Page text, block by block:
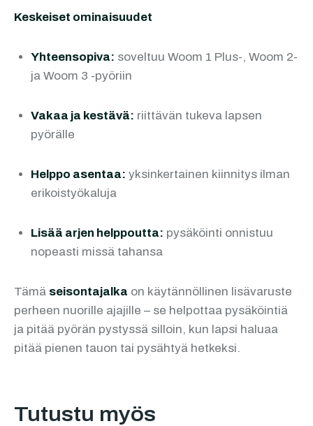
Keskeiset ominaisuudet
Yhteensopiva: soveltuu Woom 1 Plus-, Woom 2-
ja Woom 3 -pyöriin
Vakaa ja kestävä: riittävän tukeva lapsen
pyörälle
Helppo asentaa: yksinkertainen kiinnitys ilman
erikoistyökaluja
Lisää arjen helppoutta: pysäköinti onnistuu
nopeasti missä tahansa
Tämä seisontajalka on käytännöllinen lisävaruste
perheen nuorille ajajille – se helpottaa pysäköintiä
ja pitää pyörän pystyssä silloin, kun lapsi haluaa
pitää pienen tauon tai pysähtyä hetkeksi.
Tutustu myös